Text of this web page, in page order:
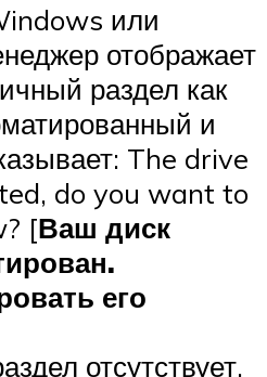
или
отображает
раздел как
и
The drive
do you want to
[Ваш диск
его
отсутствует.